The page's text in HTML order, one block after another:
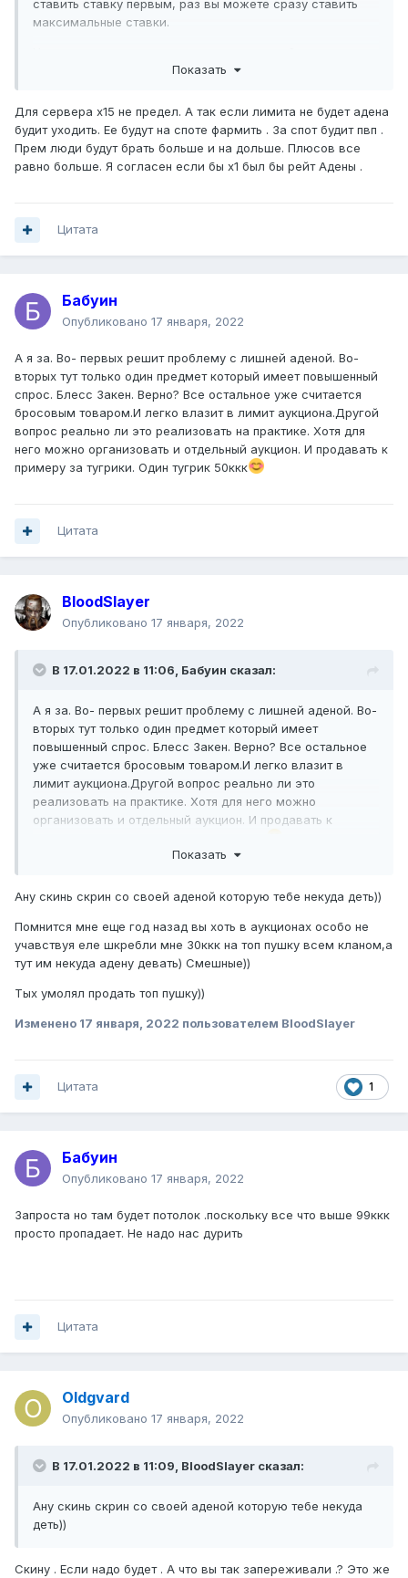
ставить ставку первым, раз вы можете сразу ставить
максимальные ставки.
Показать
Для сервера х15 не предел. А так если лимита не будет адена
будит уходить. Ее будут на споте фармить . За спот будит пвп .
Прем люди будут брать больше и на дольше. Плюсов все
равно больше. Я согласен если бы х1 был бы рейт Адены .
Цитата
Бабуин
Опубликовано 17 января, 2022
А я за. Во- первых решит проблему с лишней аденой. Во-
вторых тут только один предмет который имеет повышенный
спрос. Блесс Закен. Верно? Все остальное уже считается
бросовым товаром.И легко влазит в лимит аукциона.Другой
вопрос реально ли это реализовать на практике. Хотя для
него можно организовать и отдельный аукцион. И продавать к
примеру за тугрики. Один тугрик 50ккк
Цитата
BloodSlayer
Опубликовано 17 января, 2022
В 17.01.2022 в 11:06, Бабуин сказал:
А я за. Во- первых решит проблему с лишней аденой. Во-
вторых тут только один предмет который имеет
повышенный спрос. Блесс Закен. Верно? Все остальное
уже считается бросовым товаром.И легко влазит в
лимит аукциона.Другой вопрос реально ли это
реализовать на практике. Хотя для него можно
организовать и отдельный аукцион. И продавать к
Показать
Ану скинь скрин со своей аденой которую тебе некуда деть))
Помнится мне еще год назад вы хоть в аукционах особо не
учавствуя еле шкребли мне 30ккк на топ пушку всем кланом,а
тут им некуда адену девать) Смешные))
Тых умолял продать топ пушку))
Изменено 17 января, 2022 пользователем BloodSlayer
1
Цитата
Бабуин
Опубликовано 17 января, 2022
Запроста но там будет потолок .поскольку все что выше 99ккк
просто пропадает. Не надо нас дурить
Цитата
Oldgvard
Опубликовано 17 января, 2022
В 17.01.2022 в 11:09, BloodSlayer сказал:
Ану скинь скрин со своей аденой которую тебе некуда
деть))
Скину . Если надо будет . А что вы так запереживали .? Это же